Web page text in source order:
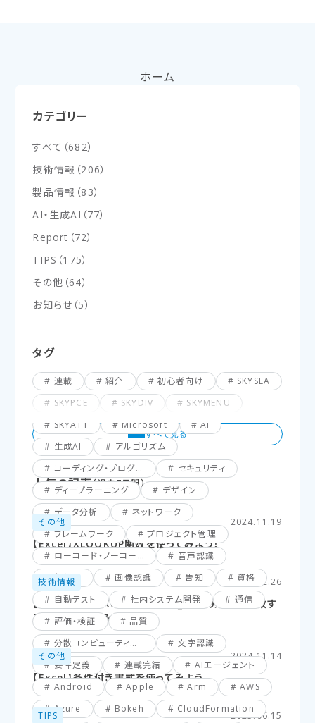
ホーム
カテゴリー
すべて （682）
技術情報 （206）
製品情報 （83）
AI・生成AI （77）
Report （72）
TIPS （175）
その他 （64）
お知らせ （5）
タグ
連載 紹介 初心者向け
SKYSEA
SKYPCE
SKYDIV
SKYMENU
SKYATT
Microsoft
AI
生成AI
アルゴリズム
コーディング・プログラミング
セキュリティ
ディープラーニング
デザイン
データ分析
ネットワーク
フレームワーク
プロジェクト管理
ローコード・ノーコード
音声認識
仮想化
画像認識 告知
資格
自動テスト
社内システム開発
通信
評価・検証
品質
分散コンピューティング
文字認識
要件定義
連載完結
AIエージェント
Android
Apple Arm
AWS
Azure
Bokeh
CloudFormation
人気の記事（過去7日間）
その他 2024.11.19
【Excel】XLOOKUP関数を使ってみよう！
技術情報 2025.02.26
【Excel】XLOOKUP関数応用編_複数の条件に一致す
るセルを探してみよう！
その他 2024.11.14
【Excel】条件付き書式を使ってみよう
TIPS 2025.06.15